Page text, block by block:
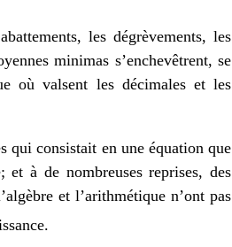
les dégrèvements, les
minimas s’enchevêtrent, se
où valsent les décimales et les
qui consistait en une équation que
et à de nombreuses reprises, des
et l’arithmétique n’ont pas